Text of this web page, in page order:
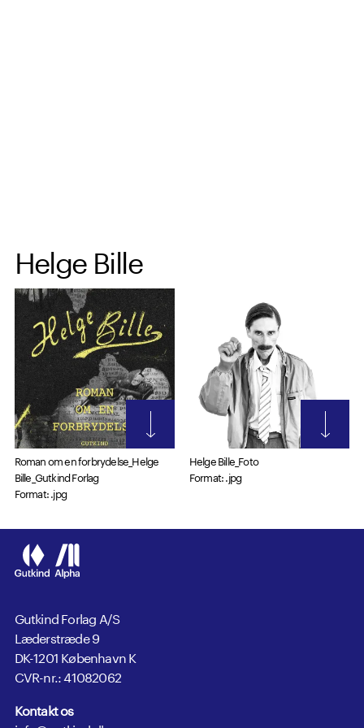
Helge Bille
Roman om en forbrydelse_Helge
Bille_Gutkind Forlag
Format: .jpg
Helge Bille_Foto
Format: .jpg
Gutkind Forlag A/S
Læderstræde 9
DK-1201 København K
CVR-nr.: 41082062
Kontakt os